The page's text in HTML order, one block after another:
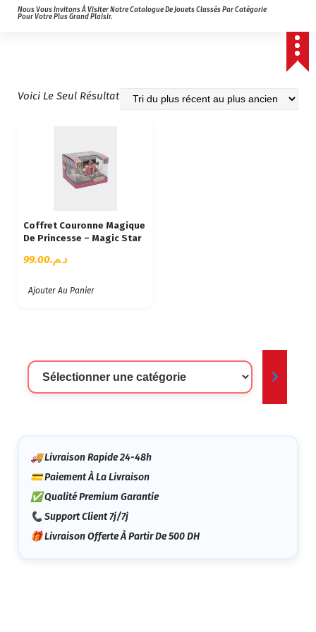
Nous Vous Invitons À Visiter Notre Catalogue De Jouets Classés Par Catégorie
Pour Votre Plus Grand Plaisir.
Voici Le Seul Résultat
Coffret Couronne Magique
De Princesse – Magic Star
د.م.99.00
Ajouter Au Panier
Sélectionner
🚚 Livraison Rapide 24-48h
💳 Paiement À La Livraison
✅ Qualité Premium Garantie
📞 Support Client 7j/7j
🎁 Livraison Offerte À Partir De 500 DH